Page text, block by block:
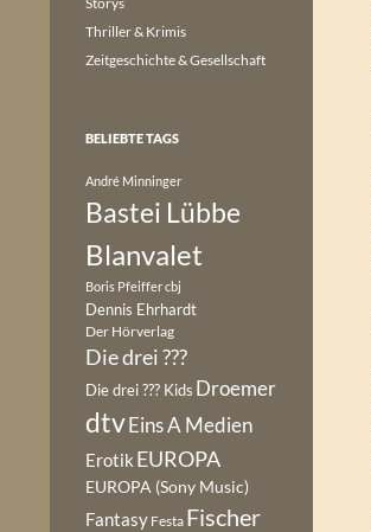
Thriller & Krimis
Zeitgeschichte & Gesellschaft
BELIEBTE TAGS
André Minninger
Bastei Lübbe
Blanvalet
Boris Pfeiffercbj
Dennis Ehrhardt
Der Hörverlag
Die drei ???
Die drei ??? Kids Droemer
dtvEins A Medien
Erotik EUROPA
EUROPA (Sony Music)
Fantasy Festa Fischer